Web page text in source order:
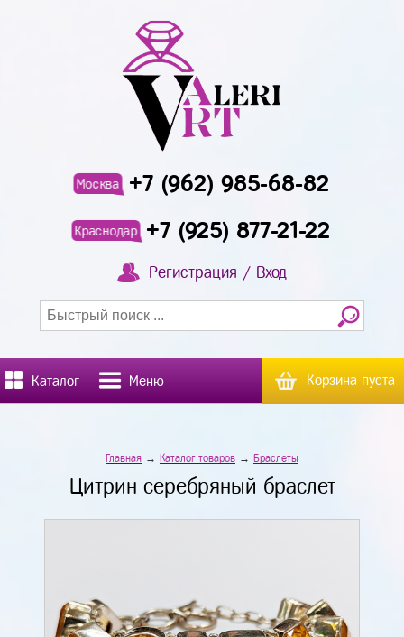
Москва +7 (962) 985-68-82
Краснодар +7 (925) 877-21-22
Регистрация / Вход
Каталог Меню Корзина пуста
Главная → Каталог товаров → Браслеты
Цитрин серебряный браслет